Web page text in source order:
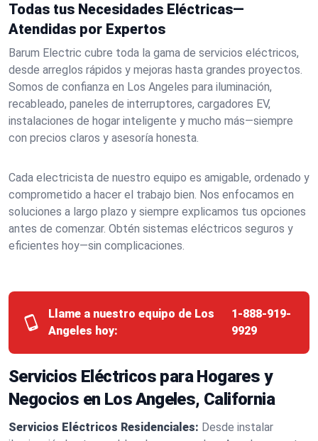
Todas tus Necesidades Eléctricas—
Atendidas por Expertos
Barum Electric cubre toda la gama de servicios eléctricos,
desde arreglos rápidos y mejoras hasta grandes proyectos.
Somos de confianza en Los Angeles para iluminación,
recableado, paneles de interruptores, cargadores EV,
instalaciones de hogar inteligente y mucho más—siempre
con precios claros y asesoría honesta.
Cada electricista de nuestro equipo es amigable, ordenado y
comprometido a hacer el trabajo bien. Nos enfocamos en
soluciones a largo plazo y siempre explicamos tus opciones
antes de comenzar. Obtén sistemas eléctricos seguros y
eficientes hoy—sin complicaciones.
Llame a nuestro equipo de Los
Angeles hoy:
1-888-919-
9929
Servicios Eléctricos para Hogares y
Negocios en Los Angeles, California
Servicios Eléctricos Residenciales: Desde instalar